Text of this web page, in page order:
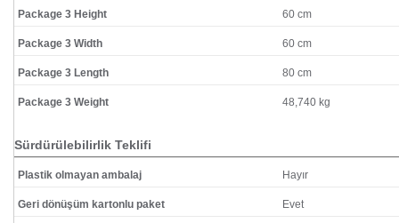
Package 3 Height 60 cm
Package 3 Width 60 cm
Package 3 Length 80 cm
Package 3 Weight 48,740 kg
Sürdürülebilirlik Teklifi
Plastik olmayan ambalaj Hayır
Geri dönüşüm kartonlu paket Evet